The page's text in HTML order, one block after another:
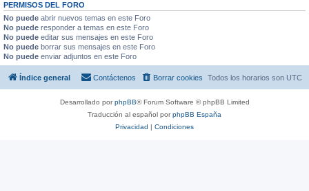
PERMISOS DEL FORO
No puede abrir nuevos temas en este Foro
No puede responder a temas en este Foro
No puede editar sus mensajes en este Foro
No puede borrar sus mensajes en este Foro
No puede enviar adjuntos en este Foro
Índice general Todos los horarios son UTC
Borrar cookies
Contáctenos
Desarrollado porphpBB® Forum Software © phpBB Limited
Traducción al español porphpBB España
Privacidad | Condiciones